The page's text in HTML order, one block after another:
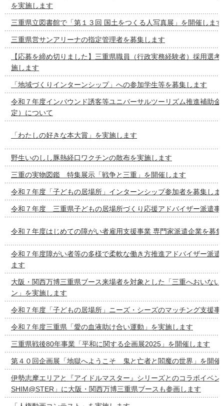
を実施します
三重県立図書館で「第１３回 国土をつくる人写真展」を開催します
三重県営サンアリーナの指定管理者を募集します
【応募を締め切りました】三重県職員（行政実務経験者）採用選
施します
「地域づくりインターンシップ」への参加学生等を募集します
令和７年度インバウンド誘客等ユニバーサルツーリズム推進補助金
定）について
「わたしの好きな本大賞」を実施します
野生いのしし豚熱経口ワクチンの散布を実施します
三重の実物図鑑 特集展示「戦争と三重」を開催します
令和７年度「子どもの居場所」インターンシップ参加者を募集しま
令和７年度 三重県子どもの居場所づくり応援アドバイザー派遣事
令和７年度はじめての障がい者雇用支援事業 専門家派遣企業を募
令和７年度障がい者等の多様で柔軟な働き方推進アドバイザー派遣
ます
大阪・関西万博三重県ブース来場者を対象とした「三重へおいない
ン」を実施します
令和７年度「子どもの居場所」ニーズ・シーズのマッチング支援事
令和７年度三重県「愛の血液助け合い運動」を実施します
三重県戦後80年事業「平和に関する企画展2025」を開催します
第４０回企画展「地獄へようこそ 鬼と亡者と閻魔の世界」を開催
伊勢志摩エリアと『アイドルマスター』シリーズとのコラボイベン
SHIM@STER」に大阪・関西万博三重県ブースも参画します